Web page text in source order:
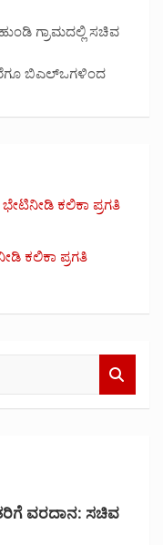
ಗ್ರಾಮದಲ್ಲಿ ಸಚಿವ
ಬಿಎಲ್‍ಒಗಳಿಂದ
ಕಲಿಕಾ ಪ್ರಗತಿ
ಕಲಿಕಾ ಪ್ರಗತಿ
ವರದಾನ: ಸಚಿವ